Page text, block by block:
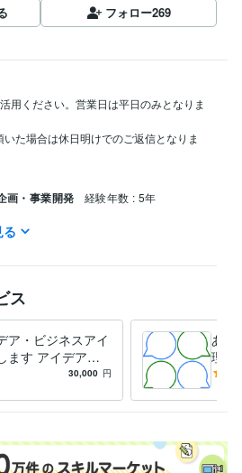
フォロー269
用ください。営業日は平日のみとなりま
た場合は休日明けでのご返信となりま
画・事業開発 経験年数 : 5年
方」
ツール
Word:20年
ジネスアイデア出し
ス
ア・ビジネスアイ
ます アイデアに
け。ビジネスアイ
30,000 円
あな
理す
カッ